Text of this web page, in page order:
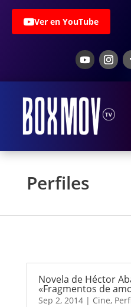
Ver en YouTube
Perfiles
Novela de Héctor
«Fragmentos de
Sep 2, 2014| Cine,